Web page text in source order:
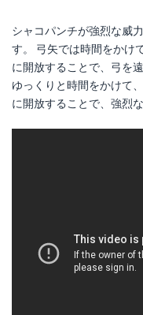
シャコパンチが強烈な威
す。 弓矢では時間をかけ
に開放することで、弓を
ゆっくりと時間をかけて
に開放することで、強烈